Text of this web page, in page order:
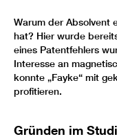
Warum der Absolvent
hat? Hier wurde
eines Patentfehlers
Interesse an
konnte „Fayke“ mit
profitieren.
Gründen im